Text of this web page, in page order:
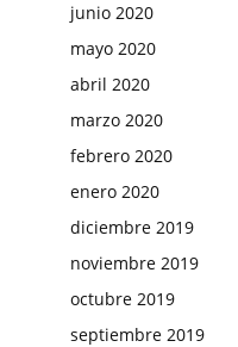
junio 2020
mayo 2020
abril 2020
marzo 2020
febrero 2020
enero 2020
diciembre 2019
noviembre 2019
octubre 2019
septiembre 2019